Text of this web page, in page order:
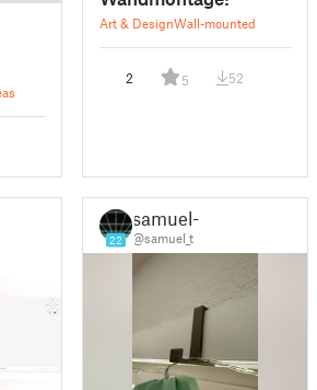
Art & DesignWall-mounted
2 5 52
22
samuel-t
@samuel_t